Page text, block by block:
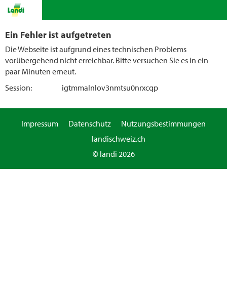
Ein Fehler ist aufgetreten
Die Webseite ist aufgrund eines technischen Problems
vorübergehend nicht erreichbar. Bitte versuchen Sie es in ein
paar Minuten erneut.
Session:
igtmmalnlov3nmtsu0nrxcqp
Impressum Datenschutz
Nutzungsbestimmungen
landischweiz.ch
© landi 2026